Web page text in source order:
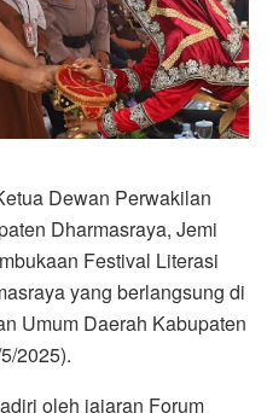
Dewan Perwakilan
Dharmasraya, Jemi
Festival Literasi
yang berlangsung di
Umum Daerah Kabupaten
2025).
oleh jajaran Forum